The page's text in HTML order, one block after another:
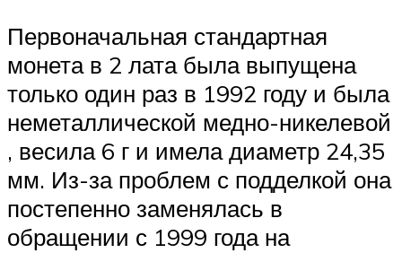
Первоначальная стандартная
монета в 2 лата была выпущена
только один раз в 1992 году и была
неметаллической медно-никелевой
, весила 6 г и имела диаметр 24,35
мм. Из-за проблем с подделкой она
постепенно заменялась в
обращении с 1999 года на